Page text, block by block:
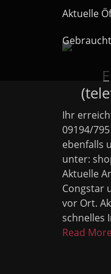
Zum
Inhalt
springen
Aktuelle
Ihr
09194/
ebenfalls
unter:
Aktuelle
Congstar
vor Ort.
schnelles
Read